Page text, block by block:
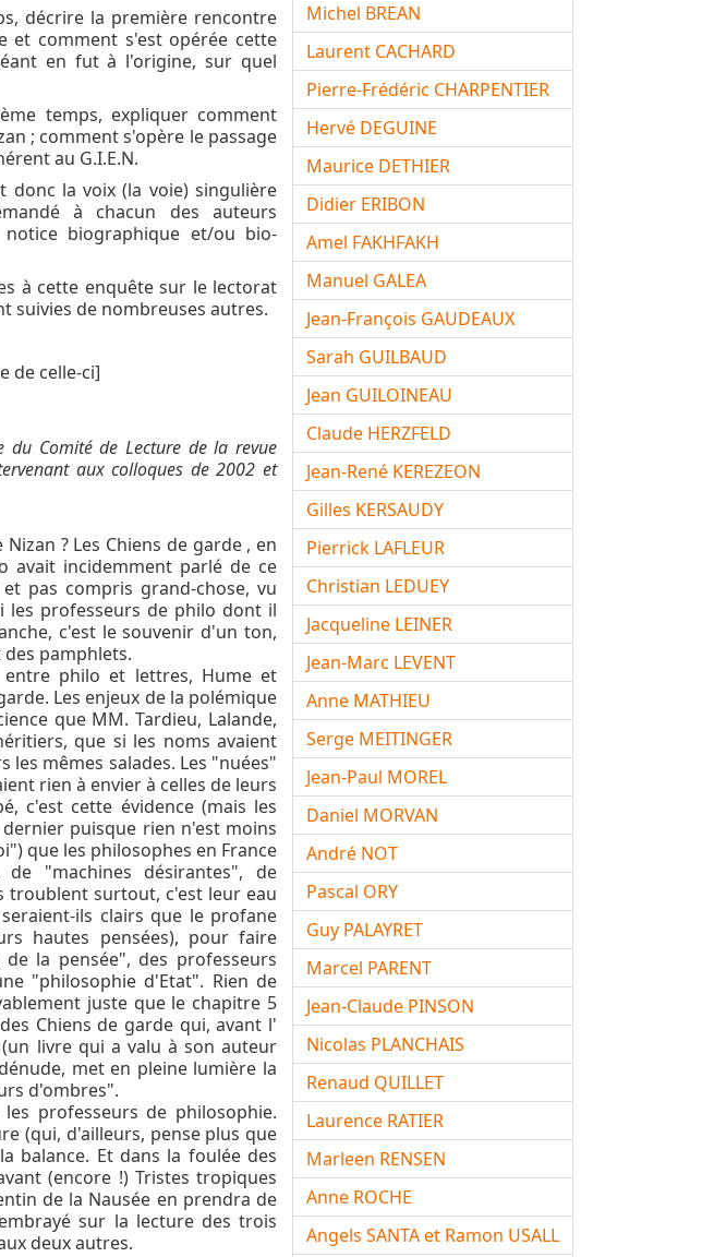
Michel BREAN
Laurent CACHARD
Pierre-Frédéric CHARPENTIER
Hervé DEGUINE
Maurice DETHIER
Didier ERIBON
Amel FAKHFAKH
Manuel GALEA
Jean-François GAUDEAUX
Sarah GUILBAUD
Jean GUILOINEAU
Claude HERZFELD
Jean-René KEREZEON
Gilles KERSAUDY
Pierrick LAFLEUR
Christian LEDUEY
Jacqueline LEINER
Jean-Marc LEVENT
Anne MATHIEU
Serge MEITINGER
Jean-Paul MOREL
Daniel MORVAN
André NOT
Pascal ORY
Guy PALAYRET
Marcel PARENT
Jean-Claude PINSON
Nicolas PLANCHAIS
Renaud QUILLET
Laurence RATIER
Marleen RENSEN
Anne ROCHE
Angels SANTA et Ramon USALL
décrire la première rencontre
et comment s'est opérée cette
en fut à l'origine, sur quel
temps, expliquer comment
; comment s'opère le passage
au G.I.E.N.
donc la voix (la voie) singulière
à chacun des auteurs
biographique et/ou bio-
à cette enquête sur le lectorat
suivies de nombreuses autres.
de celle-ci]
du Comité de Lecture de la revue
aux colloques de 2002 et
? Les Chiens de garde , en
avait incidemment parlé de ce
pas compris grand-chose, vu
les professeurs de philo dont il
c'est le souvenir d'un ton,
pamphlets.
philo et lettres, Hume et
Les enjeux de la polémique
que MM. Tardieu, Lalande,
que si les noms avaient
les mêmes salades. Les "nuées"
rien à envier à celles de leurs
c'est cette évidence (mais les
puisque rien n'est moins
que les philosophes en France
"machines désirantes", de
troublent surtout, c'est leur eau
ils clairs que le profane
hautes pensées), pour faire
la pensée", des professeurs
"philosophie d'Etat". Rien de
juste que le chapitre 5
Chiens de garde qui, avant l'
livre qui a valu à son auteur
met en pleine lumière la
d'ombres".
professeurs de philosophie.
(qui, d'ailleurs, pense plus que
balance. Et dans la foulée des
(encore !) Tristes tropiques
de la Nausée en prendra de
sur la lecture des trois
deux autres.